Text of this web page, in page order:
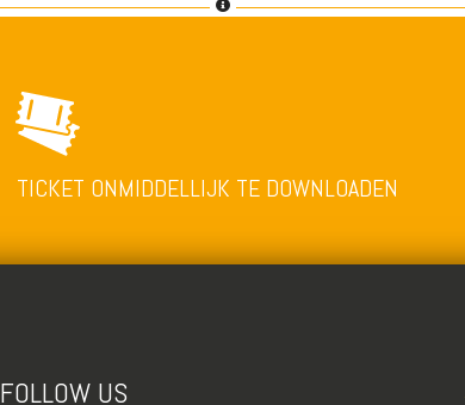
TICKET ONMIDDELLIJK TE DOWNLOADEN
FOLLOW US